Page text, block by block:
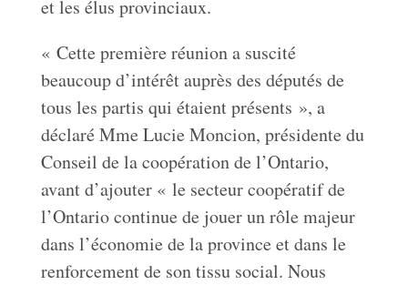
et les élus provinciaux.
« Cette première réunion a suscité
beaucoup d’intérêt auprès des députés de
tous les partis qui étaient présents », a
déclaré Mme Lucie Moncion, présidente du
Conseil de la coopération de l’Ontario,
avant d’ajouter « le secteur coopératif de
l’Ontario continue de jouer un rôle majeur
dans l’économie de la province et dans le
renforcement de son tissu social. Nous